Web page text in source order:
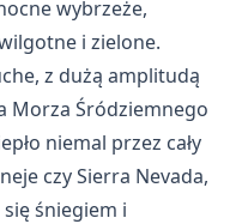
wybrzeże,
i zielone.
z dużą amplitudą
Morza Śródziemnego
niemal przez cały
czy Sierra Nevada,
śniegiem i